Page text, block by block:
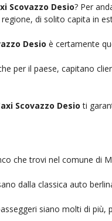
Scovazzo Desio? Per
di solito capita in
Desio è certamente
per il paese, capitano
Scovazzo Desio ti
che trovi nel comune di
dalla classica auto
siano molti di